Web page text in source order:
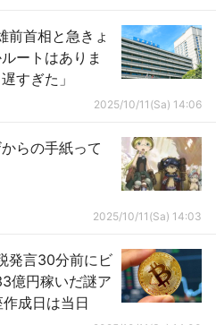
前首相と急きょ
ートはありま
すぎた」
2025/10/11(Sa) 14:06
らの手紙って
2025/10/11(Sa) 14:03
発言30分前にビ
億円稼いだ謎ア
成日は当日